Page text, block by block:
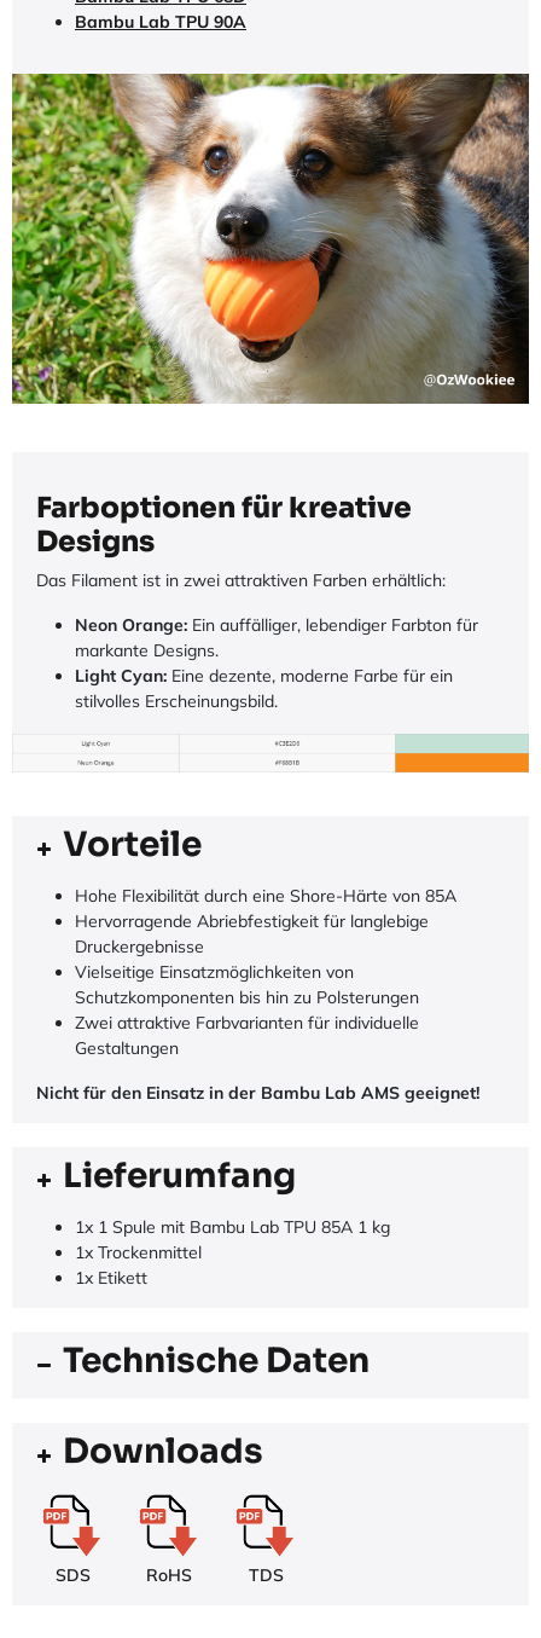
Bambu Lab TPU 90A
Farboptionen für kreative
Designs
Das Filament ist in zwei attraktiven Farben erhältlich:
Neon Orange: Ein auffälliger, lebendiger Farbton für
markante Designs.
Light Cyan: Eine dezente, moderne Farbe für ein
stilvolles Erscheinungsbild.
Vorteile
Hohe Flexibilität durch eine Shore-Härte von 85A
Hervorragende Abriebfestigkeit für langlebige
Druckergebnisse
Vielseitige Einsatzmöglichkeiten von
Schutzkomponenten bis hin zu Polsterungen
Zwei attraktive Farbvarianten für individuelle
Gestaltungen
Nicht für den Einsatz in der Bambu Lab AMS geeignet!
Lieferumfang
1x 1 Spule mit Bambu Lab TPU 85A 1 kg
1x Trockenmittel
1x Etikett
Technische Daten
Downloads
SDS RoHS TDS